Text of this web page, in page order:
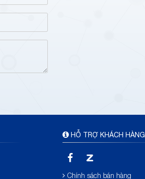
HỖ TRỢ KHÁCH HÀNG
Chính sách bán hàng